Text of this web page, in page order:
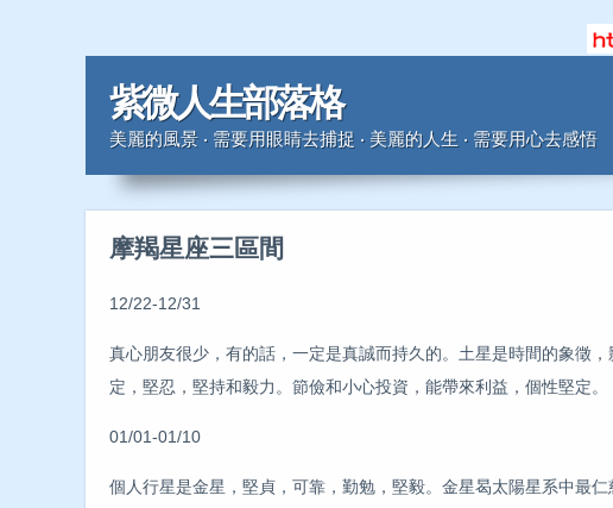
紫微人生部落格
美麗的風景 ‧ 需要用眼睛去捕捉 ‧ 美麗的人生 ‧ 需要用心去感悟
摩羯星座三區間
12/22-12/31
真心朋友很少，有的話，一定是真誠而持久的。土星是時間的象徵
定，堅忍，堅持和毅力。節儉和小心投資，能帶來利益，個性堅定。
01/01-01/10
個人行星是金星，堅貞，可靠，勤勉，堅毅。金星曷太陽星系中最